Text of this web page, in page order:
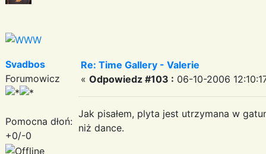
Svadbos
Forumowicz
Pomocna dłoń:
+0/-0
Re: Time Gallery - Valerie
« Odpowiedz #103 : 06-10-2006
Jak pisałem, plyta jest utrzymana w
niż dance.